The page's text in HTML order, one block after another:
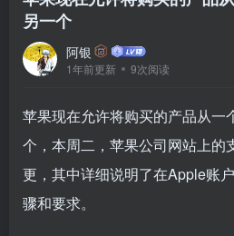
另一个
阿银
1年前更新 9次阅读
苹果现在允许将购买的产品从一
个，本周二，苹果公司网站上的
更，其中详细说明了在Apple账
骤和要求。